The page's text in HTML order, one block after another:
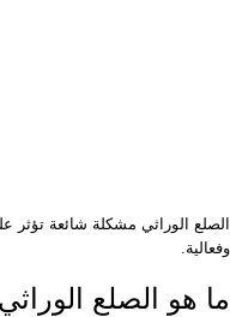
الصلع الوراثي مشكلة شائعة تؤثر
وفعالية.
ما هو الصلع